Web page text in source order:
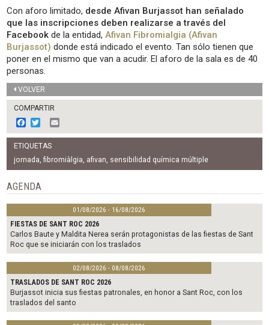
Con aforo limitado, desde Afivan Burjassot han señalado
que las inscripciones deben realizarse a través del
Facebook de la entidad,Afivan Fibromialgia (Afivan
Burjassot)donde está indicado el evento. Tan sólo tienen que
poner en el mismo que van a acudir. El aforo de la sala es de 40
personas.
VOLVER
COMPARTIR
F
a
c
e
b
o
o
k
w
i
t
t
e
m
a
l
ETIQUETAS
jornada,fibromiàlgia, afivan, sensibilidad química múltiple
AGENDA
01/08/2026 - 16/08/2026
FIESTAS DE SANT ROC 2026
Carlos Baute y Maldita Nerea serán protagonistas de las fiestas de Sant
Roc que se iniciarán con los traslados
02/08/2026 - 08/08/2026
TRASLADOS DE SANT ROC 2026
Burjassot inicia sus fiestas patronales, en honor a Sant Roc, con los
traslados del santo